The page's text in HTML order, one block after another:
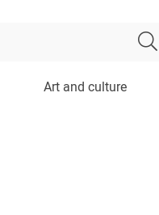
Art and culture